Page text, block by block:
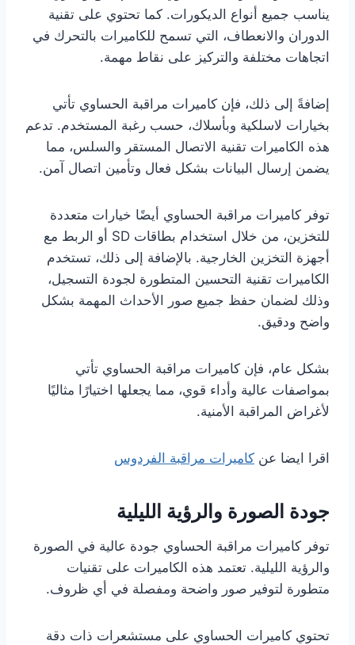
يناسب جميع أنواع الديكورات. كما تحتوي على تقنية
الدوران والانعطاف، التي تسمح للكاميرات بالتحرك في
اتجاهات مختلفة والتركيز على نقاط مهمة.
إضافةً إلى ذلك، فإن كاميرات مراقبة الحساوي تأتي
بخيارات لاسلكية وبأسلاك، حسب رغبة المستخدم. تدعم
هذه الكاميرات تقنية الاتصال المستقر والسلس، مما
يضمن إرسال البيانات بشكل فعال وتأمين اتصال آمن.
توفر كاميرات مراقبة الحساوي أيضًا خيارات متعددة
للتخزين، من خلال استخدام بطاقات SD أو الربط مع
أجهزة التخزين الخارجية. بالإضافة إلى ذلك، تستخدم
الكاميرات تقنية التحسين المتطورة لجودة التسجيل،
وذلك لضمان حفظ جميع صور الأحداث المهمة بشكل
واضح ودقيق.
بشكل عام، فإن كاميرات مراقبة الحساوي تأتي
بمواصفات عالية وأداء قوي، مما يجعلها اختيارًا مثاليًا
لأغراض المراقبة الأمنية.
اقرا ايضا عن كاميرات مراقبة الفردوس
جودة الصورة والرؤية الليلية
توفر كاميرات مراقبة الحساوي جودة عالية في الصورة
والرؤية الليلية. تعتمد هذه الكاميرات على تقنيات
متطورة لتوفير صور واضحة ومفصلة في أي ظروف.
تحتوي كاميرات الحساوي على مستشعرات ذات دقة